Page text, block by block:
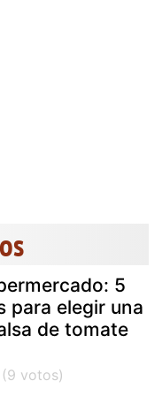
5
para elegir una
de tomate